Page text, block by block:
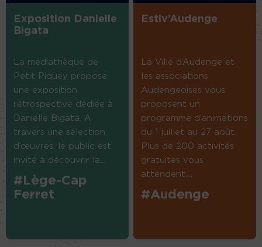
Exposition Danielle
Bigata
La médiathèque de
Petit Piquey propose
une exposition
rétrospective dédiée à
Danielle Bigata. A
travers une sélection
d’œuvres, le public est
invité à découvrir la...
#Lège-Cap
Ferret
Estiv’Audenge
La Ville d’Audenge et
les associations
Audengeoises vous
proposent un
programme d’animations
du 1 juillet au 27 août.
Plus de 200 activités
gratuites vous
attendent....
#Audenge